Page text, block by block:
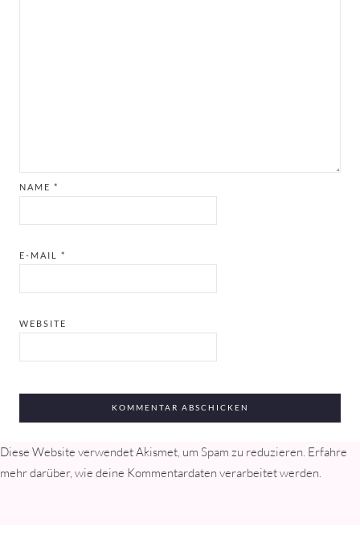
NAME *
E-MAIL *
WEBSITE
Diese Website verwendet Akismet, um Spam zu reduzieren. Erfahre
mehr darüber, wie deine Kommentardaten verarbeitet werden.